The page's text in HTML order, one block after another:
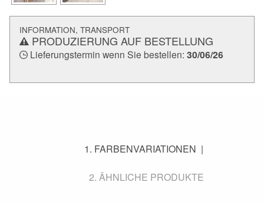
INFORMATION, TRANSPORT
PRODUZIERUNG AUF BESTELLUNG
Lieferungstermin wenn Sie bestellen: 30/06/26
FARBENVARIATIONEN
ÄHNLICHE PRODUKTE